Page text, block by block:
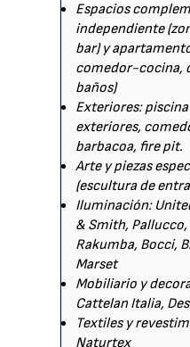
Espacios
independiente
bar) y
comedor-cocina,
baños)
Exteriores:
exteriores,
barbacoa, fire pit.
Arte y piezas
(escultura de
Iluminación:
& Smith, Pallucco,
Rakumba, Bocci,
Marset
Mobiliario y
Cattelan Italia,
Textiles y
Naturtex